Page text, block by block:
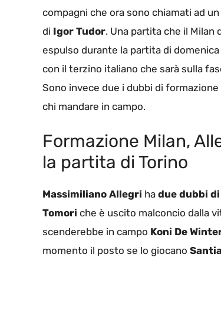
compagni che ora sono chiamati ad
di Igor Tudor. Una partita che il Milan
espulso durante la partita di
con il terzino italiano che sarà sulla
Sono invece due i dubbi di
chi mandare in campo.
Formazione Milan,
la partita di Torino
Massimiliano Allegri ha due dubbi
Tomori che è uscito malconcio dalla
scenderebbe in campo Koni De
momento il posto se lo giocano